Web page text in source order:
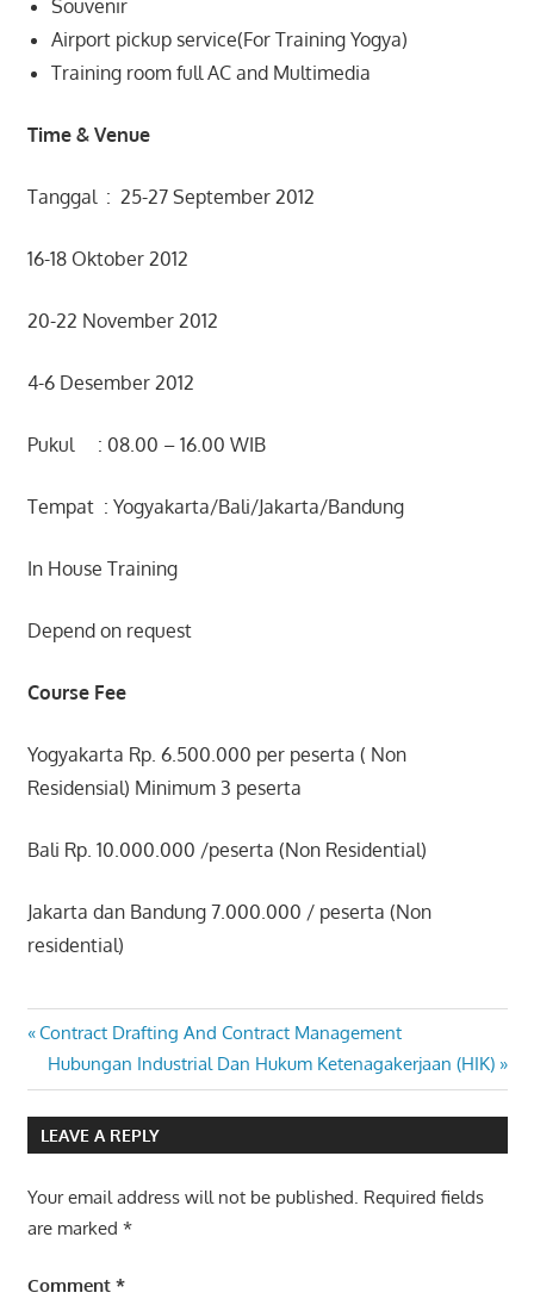
Souvenir
Airport pickup service(For Training Yogya)
Training room full AC and Multimedia
Time & Venue
Tanggal : 25-27 September 2012
16-18 Oktober 2012
20-22 November 2012
4-6 Desember 2012
Pukul : 08.00 – 16.00 WIB
Tempat : Yogyakarta/Bali/Jakarta/Bandung
In House Training
Depend on request
Course Fee
Yogyakarta Rp. 6.500.000 per peserta ( Non
Residensial) Minimum 3 peserta
Bali Rp. 10.000.000 /peserta (Non Residential)
Jakarta dan Bandung 7.000.000 / peserta (Non
residential)
CONTRACT
AND LEGAL
ASPECT
Post
navigation
Previous
Post:
Contract Drafting And Contract Management
Next
Post:
Hubungan Industrial Dan Hukum Ketenagakerjaan (HIK)
LEAVE A REPLY
Your email address will not be published. Required fields
are marked *
Comment *